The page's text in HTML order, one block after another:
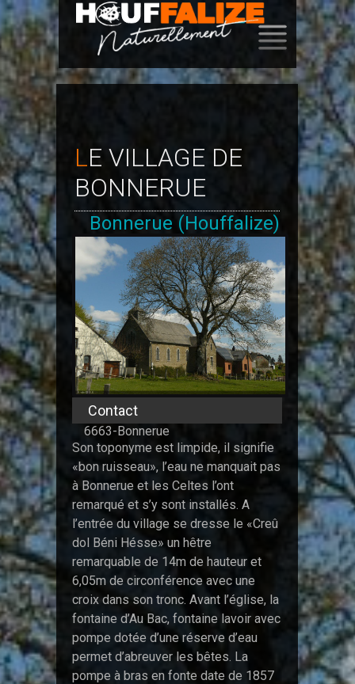
SKIP
LE VILLAGE DE
BONNERUE
Bonnerue (Houffalize)
Contact
6663-Bonnerue
Son toponyme est limpide, il signifie
«bon ruisseau», l’eau ne manquait pas
à Bonnerue et les Celtes l’ont
remarqué et s’y sont installés. A
l’entrée du village se dresse le «Creû
dol Béni Hésse» un hêtre
remarquable de 14m de hauteur et
6,05m de circonférence avec une
croix dans son tronc. Avant l’église, la
fontaine d’Au Bac, fontaine lavoir avec
pompe dotée d’une réserve d’eau
permet d’abreuver les bêtes. La
pompe à bras en fonte date de 1857